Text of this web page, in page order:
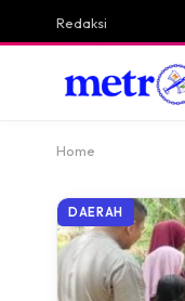
Redaksi
Home
DAERAH